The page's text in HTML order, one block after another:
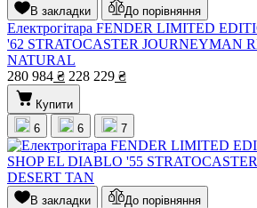
В закладки До порівняння
Електрогітара FENDER LIMITED
'62 STRATOCASTER JOURNEYMAN
NATURAL
280 984 ₴ 228 229 ₴
Купити
6
6 7
В закладки До порівняння